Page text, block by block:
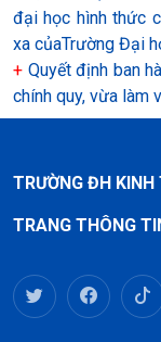
đại học hình thức
xa củaTrường Đại
+ Quyết định ban
chính quy, vừa làm
TRƯỜNG ĐH
TRANG THÔNG